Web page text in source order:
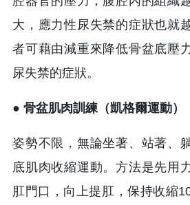
大，應力性尿失禁的症狀也就
者可藉由減重來降低骨盆底壓
尿失禁的症狀。
● 骨盆肌肉訓練（凱格爾運動）
姿勢不限，無論坐著、站著、
底肌肉收縮運動。方法是先用
肛門口，向上提肛，保持收縮